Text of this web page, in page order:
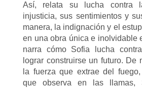
Así, relata su lucha contra
injusticia, sus sentimientos y
manera, la indignación y el
en una obra única e inolvidable
narra cómo Sofia lucha
lograr construirse un futuro. De
la fuerza que extrae del
que observa en las llamas,